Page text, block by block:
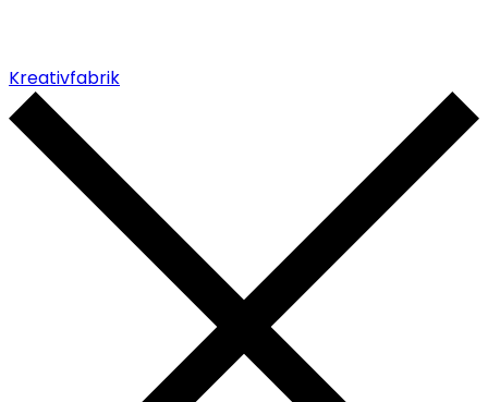
Kreativfabrik